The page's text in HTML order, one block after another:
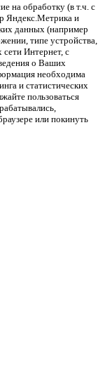
на обработку (в т.ч. с
Яндекс.Метрика и
данных (например
типе устройства,
Интернет, с
о Ваших
необходима
и статистических
пользоваться
или покинуть